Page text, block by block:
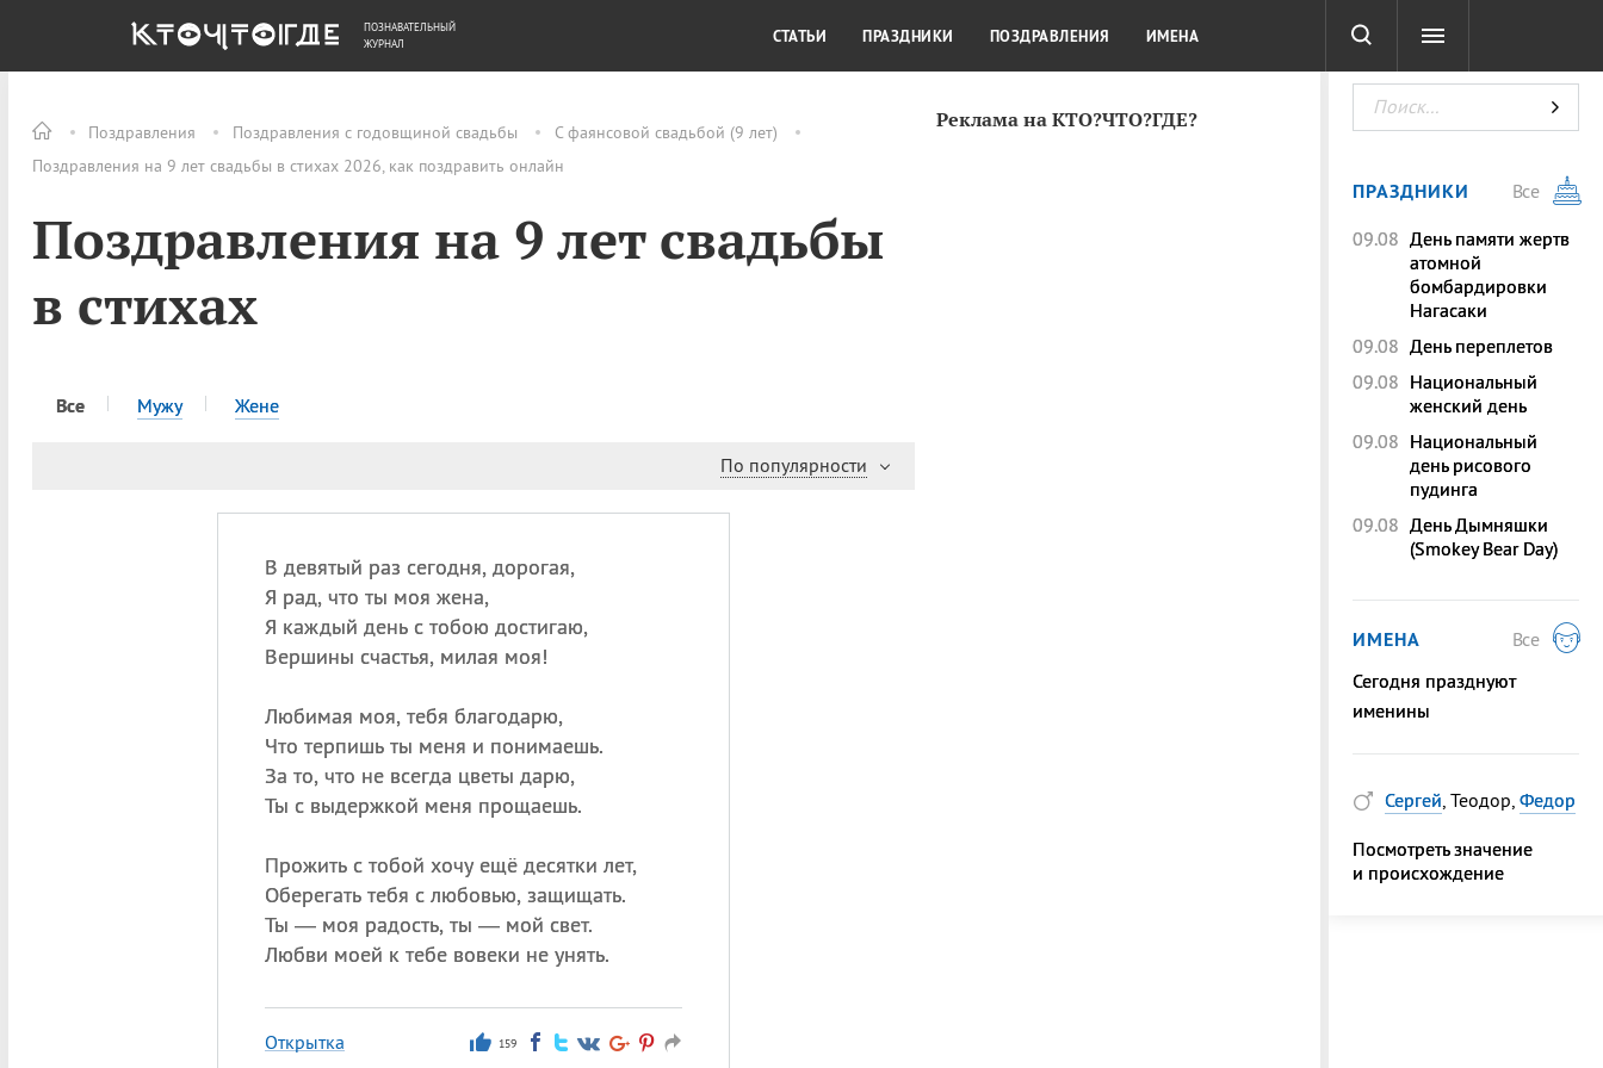
Поздравления Поздравления с годовщиной свадьбы
С фаянсовой свадьбой (9 лет)
Поздравления на 9 лет свадьбы в стихах 2026, как поздравить онлайн
Поздравления на 9 лет свадьбы
в стихах
Все Мужу Жене
По популярности
В девятый раз сегодня, дорогая,
Я рад, что ты моя жена,
Я каждый день с тобою достигаю,
Вершины счастья, милая моя!
Любимая моя, тебя благодарю,
Что терпишь ты меня и понимаешь.
За то, что не всегда цветы дарю,
Ты с выдержкой меня прощаешь.
Прожить с тобой хочу ещё десятки лет,
Оберегать тебя с любовью, защищать.
Ты — моя радость, ты — мой свет.
Любви моей к тебе вовеки не унять.
Открытка 159
Реклама на КТО?ЧТО?ГДЕ?
ОБЩЕСТВО ДЕНЬГИ КУЛЬТУРА КРАСОТА ТЕСТЫ
ПОЗНАВАТЕЛЬНЫЙ
ЖУРНАЛ
СТАТЬИ ПРАЗДНИКИ ПОЗДРАВЛЕНИЯ ИМЕНА
ПРАЗДНИКИ
Все
09.08 День памяти жертв
атомной
бомбардировки
Нагасаки
09.08 День переплетов
09.08 Национальный
женский день
09.08 Национальный
день рисового
пудинга
09.08 День Дымняшки
(Smokey Bear Day)
ИМЕНА
Все
Сегодня празднуют
именины
Сергей, Теодор, Федор
Посмотреть значение
и происхождение